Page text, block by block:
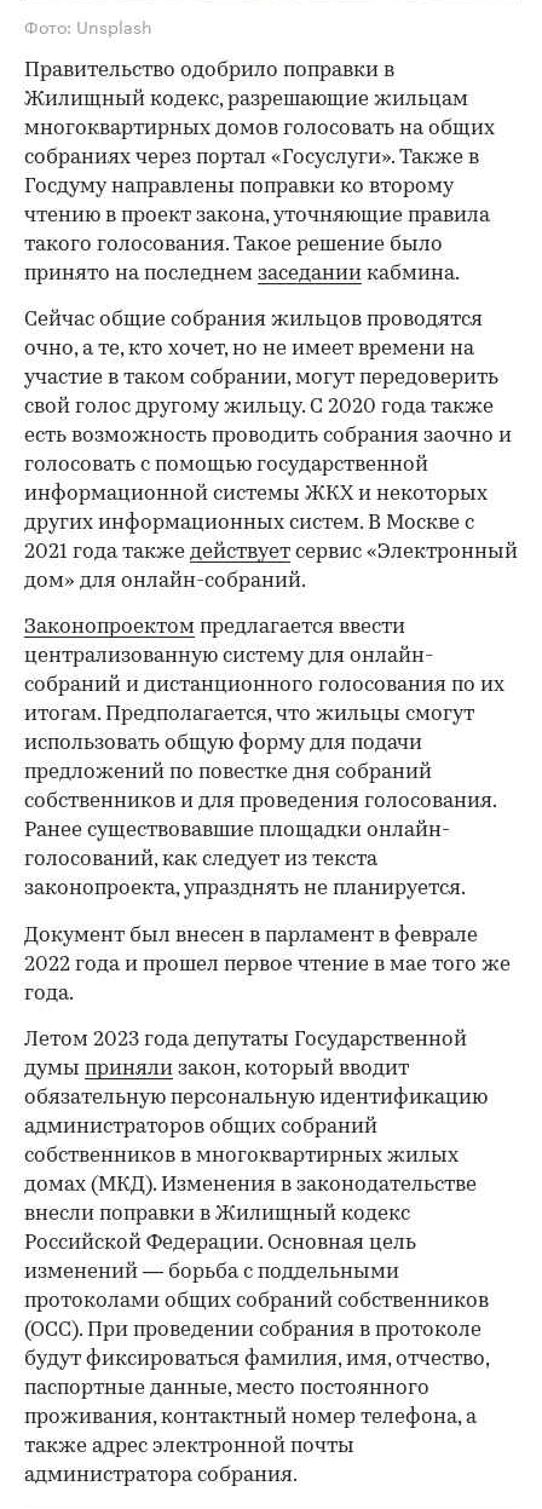
Фото: Unsplash
Правительство одобрило поправки в
Жилищный кодекс, разрешающие жильцам
многоквартирных домов голосовать на общих
собраниях через портал «Госуслуги». Также в
Госдуму направлены поправки ко второму
чтению в проект закона, уточняющие правила
такого голосования. Такое решение было
принято на последнем заседании кабмина.
Сейчас общие собрания жильцов проводятся
очно, а те, кто хочет, но не имеет времени на
участие в таком собрании, могут передоверить
свой голос другому жильцу. С 2020 года также
есть возможность проводить собрания заочно и
голосовать с помощью государственной
информационной системы ЖКХ и некоторых
других информационных систем. В Москве с
2021 года также действует сервис «Электронный
дом» для онлайн-собраний.
Законопроектом предлагается ввести
централизованную систему для онлайн-
собраний и дистанционного голосования по их
итогам. Предполагается, что жильцы смогут
использовать общую форму для подачи
предложений по повестке дня собраний
собственников и для проведения голосования.
Ранее существовавшие площадки онлайн-
голосований, как следует из текста
законопроекта, упразднять не планируется.
Документ был внесен в парламент в феврале
2022 года и прошел первое чтение в мае того же
года.
Летом 2023 года депутаты Государственной
думы приняли закон, который вводит
обязательную персональную идентификацию
администраторов общих собраний
собственников в многоквартирных жилых
домах (МКД). Изменения в законодательстве
внесли поправки в Жилищный кодекс
Российской Федерации. Основная цель
изменений — борьба с поддельными
протоколами общих собраний собственников
(ОСС). При проведении собрания в протоколе
будут фиксироваться фамилия, имя, отчество,
паспортные данные, место постоянного
проживания, контактный номер телефона, а
также адрес электронной почты
администратора собрания.